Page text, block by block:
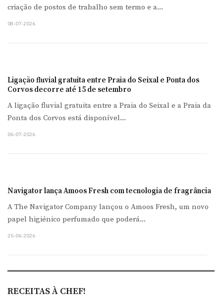
criação de postos de trabalho sem termo e a...
08-07-2026
Ligação fluvial gratuita entre Praia do Seixal e Ponta dos
Corvos decorre até 15 de setembro
A ligação fluvial gratuita entre a Praia do Seixal e a Praia da
Ponta dos Corvos está disponível...
06-07-2026
Navigator lança Amoos Fresh com tecnologia de fragrância
A The Navigator Company lançou o Amoos Fresh, um novo
papel higiénico perfumado que poderá...
25-06-2026
RECEITAS À CHEF!